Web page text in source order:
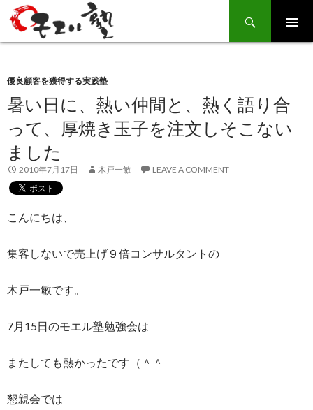
Search
SKIP
TO
優良顧客を獲得する実践塾
暑い日に、熱い仲間と、熱く語り合
って、厚焼き玉子を注文しそこない
ました
2010年7月17日 木戸一敏 LEAVE A COMMENT
こんにちは、
集客しないで売上げ９倍コンサルタントの
木戸一敏です。
7月15日のモエル塾勉強会は
またしても熱かったです（＾＾
懇親会では